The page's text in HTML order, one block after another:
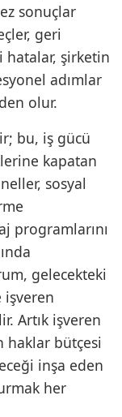
sonuçlar
geri
şirketin
adımlar
olur.
bu, iş gücü
kapatan
sosyal
programlarını
gelecekteki
Artık işveren
haklar bütçesi
inşa eden
her